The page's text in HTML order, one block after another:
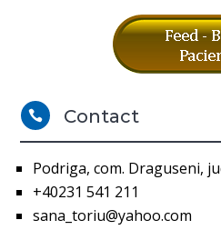
 Contact
Podriga, com. Draguseni,
+40231 541 211
sana_toriu@yahoo.com